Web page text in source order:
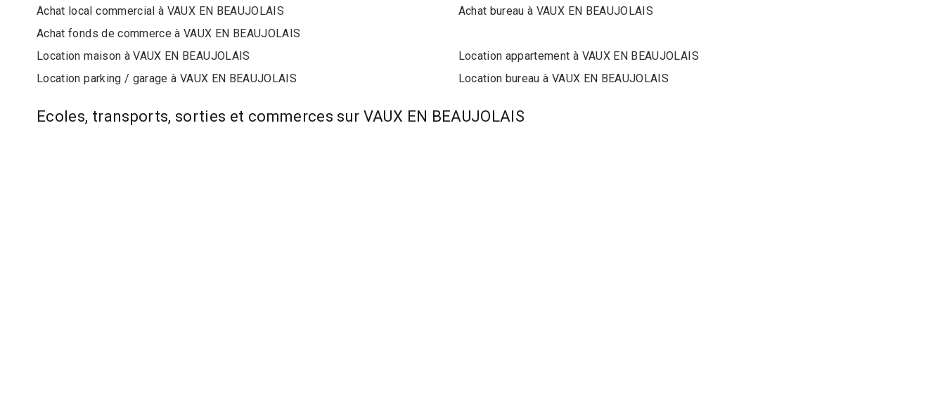
Achat local commercial à VAUX EN BEAUJOLAIS
Achat bureau à VAUX EN BEAUJOLAIS
Achat fonds de commerce à VAUX EN BEAUJOLAIS
Location maison à VAUX EN BEAUJOLAIS
Location appartement à VAUX EN BEAUJOLAIS
Location parking / garage à VAUX EN BEAUJOLAIS
Location bureau à VAUX EN BEAUJOLAIS
Ecoles, transports, sorties et commerces sur VAUX EN BEAUJOLAIS